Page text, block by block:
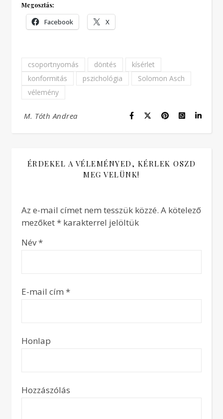
Megosztás:
Facebook X
csoportnyomás döntés
kísérlet
konformitás
pszichológia
Solomon Asch
vélemény
M. Tóth Andrea
ÉRDEKEL A VÉLEMÉNYED, KÉRLEK OSZD
MEG VELÜNK!
Az e-mail címet nem tesszük közzé. A kötelező
mezőket* karakterrel jelöltük
Név*
E-mail cím *
Honlap
Hozzászólás